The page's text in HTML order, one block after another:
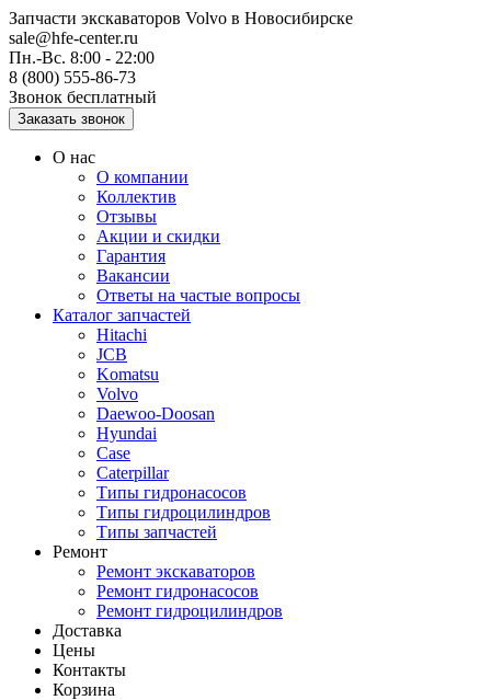
Запчасти экскаваторов Volvo в Новосибирске
sale@hfe-center.ru
Пн.-Вс. 8:00 - 22:00
8 (800) 555-86-73
Звонок бесплатный
О нас
О компании
Коллектив
Отзывы
Акции и скидки
Гарантия
Вакансии
Ответы на частые вопросы
Каталог запчастей
Hitachi
JCB
Komatsu
Volvo
Daewoo-Doosan
Hyundai
Case
Caterpillar
Типы гидронасосов
Типы гидроцилиндров
Типы запчастей
Ремонт
Ремонт экскаваторов
Ремонт гидронасосов
Ремонт гидроцилиндров
Доставка
Цены
Контакты
Корзина